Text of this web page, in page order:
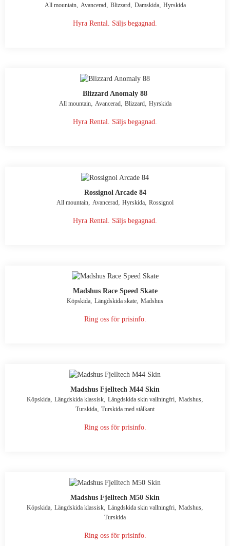
All mountain, Avancerad, Blizzard, Damskida, Hyrskida
Hyra Rental. Säljs begagnad.
Blizzard Anomaly 88
All mountain, Avancerad, Blizzard, Hyrskida
Hyra Rental. Säljs begagnad.
Rossignol Arcade 84
All mountain Avancerad Hyrskida Rossignol
Hyra Rental. Säljs begagnad.
Madshus Race Speed Skate
Köpskida Längdskida skate Madshus
Ring oss för prisinfo.
Madshus Fjelltech M44 Skin
Köpskida, Längdskida klassisk, Längdskida skin vallningfri, Madshus,
Turskida, Turskida med stålkant
Ring oss för prisinfo.
Madshus Fjelltech M50 Skin
Köpskida, Längdskida klassisk, Längdskida skin vallningfri, Madshus,
Turskida
Ring oss för prisinfo.